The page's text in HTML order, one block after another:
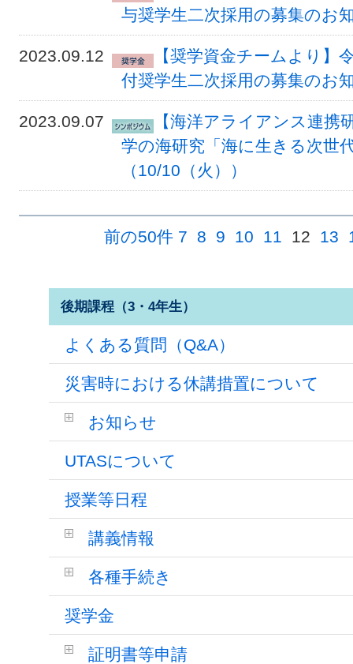
与奨学生二次採用の募集のお
2023.09.12
【奨学資金チームより】
付奨学生二次採用の募集のお
2023.09.07
【海洋アライアンス連携
学の海研究「海に生きる次世
（10/10（火））
前の50件 7 8 9 10 11 12 13
後期課程（3・4年生）
よくある質問（Q&A）
災害時における休講措置について
お知らせ
UTASについて
授業等日程
講義情報
各種手続き
奨学金
証明書等申請